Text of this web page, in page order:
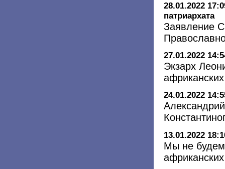
28.01.2022
патриархата
Заявление
27.01.2022
Экзарх
24.01.2022
13.01.2022
Мы не будем